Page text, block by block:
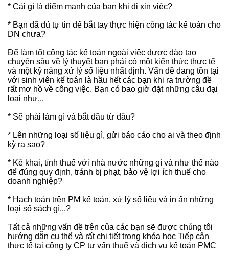
* Cái gì là điểm mạnh của bạn khi đi xin việc?
* Bạn đã đủ tự tin để bắt tay thực hiện công tác kế toán cho
DN chưa?
Để làm tốt công tác kế toán ngoài việc được đào tạo
chuyên sâu về lý thuyết bạn phải có một kiến thức thực tế
và một kỹ năng xử lý số liệu nhất định. Vấn đề đang tồn tại
với sinh viên kế toán là hầu hết các bạn khi ra trường đề
rất mơ hồ về công việc. Bạn có bao giờ đặt những câu đại
loại như...
* Sẽ phải làm gì và bắt đầu từ đâu?
* Lên những loại số liệu gì, gửi báo cáo cho ai và theo định
kỳ ra sao?
* Kê khai, tính thuế với nhà nước những gì và như thế nào
để đúng quy định, tránh bị phạt, bảo vệ lợi ích thuế cho
doanh nghiệp?
* Hạch toán trên PM kế toán, xử lý số liệu và in ấn những
loại sổ sách gì...?
Tất cả những vấn đề trên của các bạn sẽ được chúng tôi
hướng dẫn cụ thể và rất chi tiết trong khóa học Tiếp cận
thực tế tại công ty CP tư vấn thuế và dịch vụ kế toán PMC